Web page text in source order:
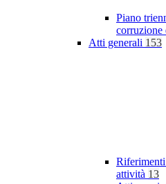
Piano
corruzione
Atti generali 153
attività 13